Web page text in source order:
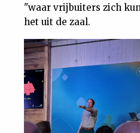
"waar vrijbuiters zich
het uit de zaal.